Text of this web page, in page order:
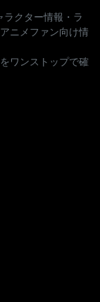
クター情報・ラ
ニメファン向け情
ワンストップで確